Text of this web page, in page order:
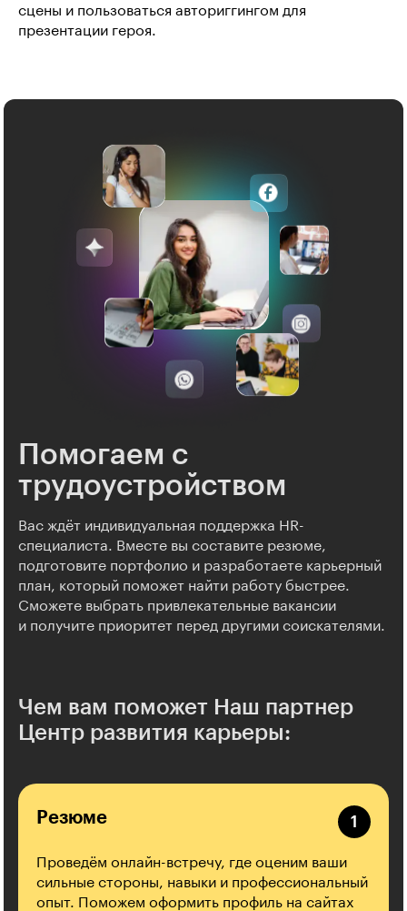
сцены и пользоваться авториггингом для
презентации героя.
Помогаем с
трудоустройством
Вас ждёт индивидуальная поддержка HR-
специалиста. Вместе вы составите резюме,
подготовите портфолио и разработаете карьерный
план, который поможет найти работу быстрее.
Сможете выбрать привлекательные вакансии
и получите приоритет перед другими соискателями.
Чем вам поможет Наш партнер
Центр развития карьеры:
Резюме
Проведём онлайн-встречу, где оценим ваши
сильные стороны, навыки и профессиональный
опыт. Поможем оформить профиль на сайтах